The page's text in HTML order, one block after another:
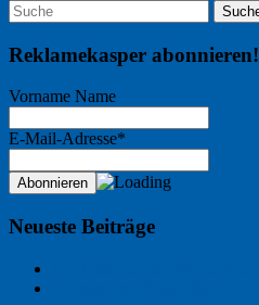
Reklamekasper abonnieren!
Vorname Name
E-Mail-Adresse*
Neueste Beiträge